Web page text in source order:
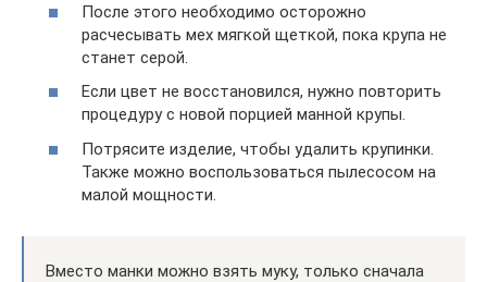
После этого необходимо осторожно
расчесывать мех мягкой щеткой, пока крупа не
станет серой.
Если цвет не восстановился, нужно повторить
процедуру с новой порцией манной крупы.
Потрясите изделие, чтобы удалить крупинки.
Также можно воспользоваться пылесосом на
малой мощности.
Вместо манки можно взять муку, только сначала